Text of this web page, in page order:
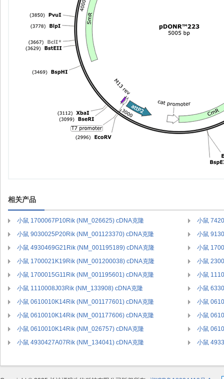
相关产品
小鼠 1700067P10Rik (NM_026625) cDNA克隆
小鼠
小鼠 9030025P20Rik (NM_001123370) cDNA克隆
小鼠
小鼠 4930469G21Rik (NM_001195189) cDNA克隆
小鼠
小鼠 1700021K19Rik (NM_001200038) cDNA克隆
小鼠
小鼠 1700015G11Rik (NM_001195601) cDNA克隆
小鼠
小鼠 1110008J03Rik (NM_133908) cDNA克隆
小鼠
小鼠 0610010K14Rik (NM_001177601) cDNA克隆
小鼠
小鼠 0610010K14Rik (NM_001177606) cDNA克隆
小鼠
小鼠 0610010K14Rik (NM_026757) cDNA克隆
小鼠
小鼠 4930427A07Rik (NM_134041) cDNA克隆
小鼠